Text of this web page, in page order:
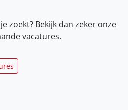
zoekt? Bekijk dan zeker onze
vacatures.